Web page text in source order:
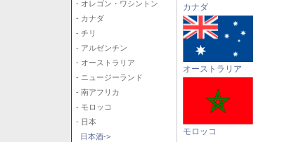
- オレゴン・ワシントン
- カナダ
- チリ
- アルゼンチン
- オーストラリア
- ニュージーランド
- 南アフリカ
- モロッコ
- 日本
日本酒->
カナダ
オーストラリア
モロッコ